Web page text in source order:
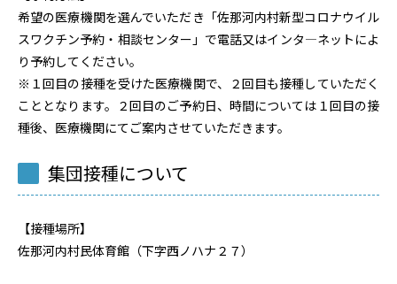
希望の医療機関を選んでいただき 「佐那河内村新型コロナウイル
スワクチン予約・相談センター」 で電話又はインタ―ネットによ
り予約してください。
※１回目の接種を受けた医療機関で、２回目も接種していただく
こととなります。２回目のご予約日、時間については１回目の接
種後、医療機関にてご案内させていただきます。
集団接種について
【接種場所】
佐那河内村民体育館（下字西ノハナ２７）